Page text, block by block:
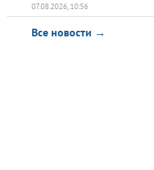
07.08.2026, 10:56
Все новости →